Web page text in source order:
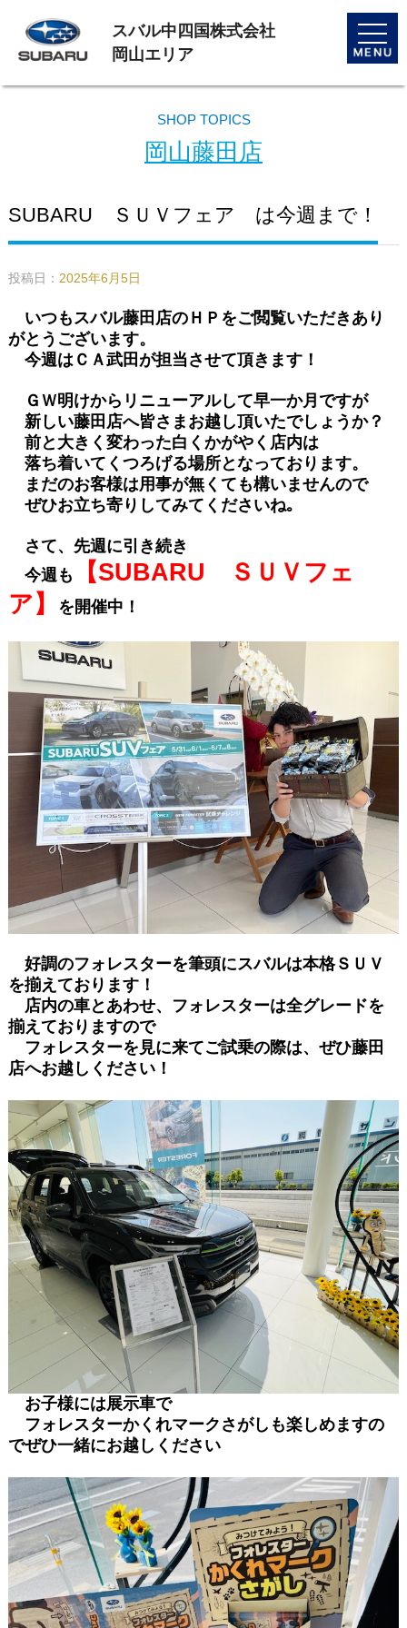
toggle
スバル中四国株式会社
岡山エリア
SHOP TOPICS
岡山藤田店
SUBARU ＳＵＶフェア は今週まで！
投稿日： 2025年6月5日
いつもスバル藤田店のＨＰをご閲覧いただきあり
がとうございます。
今週はＣＡ武田が担当させて頂きます！
ＧＷ明けからリニューアルして早一か月ですが
新しい藤田店へ皆さまお越し頂いたでしょうか？
前と大きく変わった白くかがやく店内は
落ち着いてくつろげる場所となっております。
まだのお客様は用事が無くても構いませんので
ぜひお立ち寄りしてみてくださいね｡
さて、先週に引き続き
今週も
【SUBARU ＳＵＶフェ
ア】
を開催中！
好調のフォレスターを筆頭にスバルは本格ＳＵＶ
を揃えております！
店内の車とあわせ、フォレスターは全グレードを
揃えておりますので
フォレスターを見に来てご試乗の際は、ぜひ藤田
店へお越しください！
お子様には展示車で
フォレスターかくれマークさがしも楽しめますの
でぜひ一緒にお越しください